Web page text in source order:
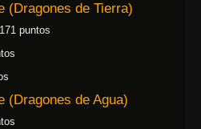
(Dragones de Tierra)
puntos
(Dragones de Agua)